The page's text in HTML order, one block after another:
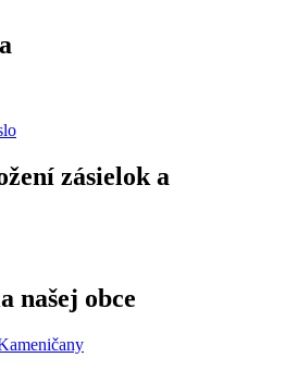
zásielok a
našej obce